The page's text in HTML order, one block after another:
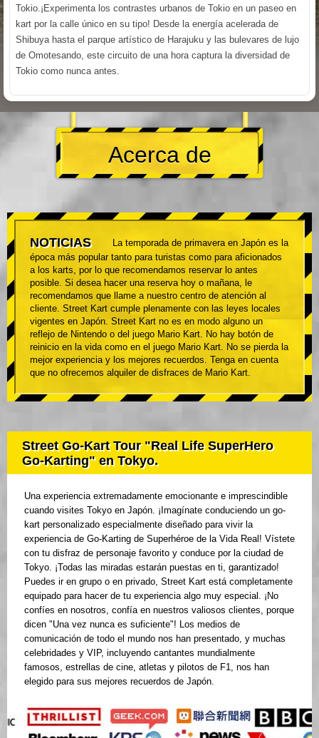
Tokio.¡Experimenta los contrastes urbanos de Tokio en un paseo en
kart por la calle único en su tipo! Desde la energía acelerada de
Shibuya hasta el parque artístico de Harajuku y las bulevares de lujo
de Omotesando, este circuito de una hora captura la diversidad de
Tokio como nunca antes.
Acerca de
NOTICIAS
La temporada de primavera en Japón es la
época más popular tanto para turistas como para aficionados
a los karts, por lo que recomendamos reservar lo antes
posible. Si desea hacer una reserva hoy o mañana, le
recomendamos que llame a nuestro centro de atención al
cliente. Street Kart cumple plenamente con las leyes locales
vigentes en Japón. Street Kart no es en modo alguno un
reflejo de Nintendo o del juego Mario Kart. No hay botón de
reinicio en la vida como en el juego Mario Kart. No se pierda la
mejor experiencia y los mejores recuerdos. Tenga en cuenta
que no ofrecemos alquiler de disfraces de Mario Kart.
Street Go-Kart Tour "Real Life SuperHero
Go-Karting" en Tokyo.
Una experiencia extremadamente emocionante e imprescindible
cuando visites Tokyo en Japón. ¡Imagínate conduciendo un go-
kart personalizado especialmente diseñado para vivir la
experiencia de Go-Karting de Superhéroe de la Vida Real! Vístete
con tu disfraz de personaje favorito y conduce por la ciudad de
Tokyo. ¡Todas las miradas estarán puestas en ti, garantizado!
Puedes ir en grupo o en privado, Street Kart está completamente
equipado para hacer de tu experiencia algo muy especial. ¡No
confíes en nosotros, confía en nuestros valiosos clientes, porque
dicen "Una vez nunca es suficiente"! Los medios de
comunicación de todo el mundo nos han presentado, y muchas
celebridades y VIP, incluyendo cantantes mundialmente
famosos, estrellas de cine, atletas y pilotos de F1, nos han
elegido para sus mejores recuerdos de Japón.